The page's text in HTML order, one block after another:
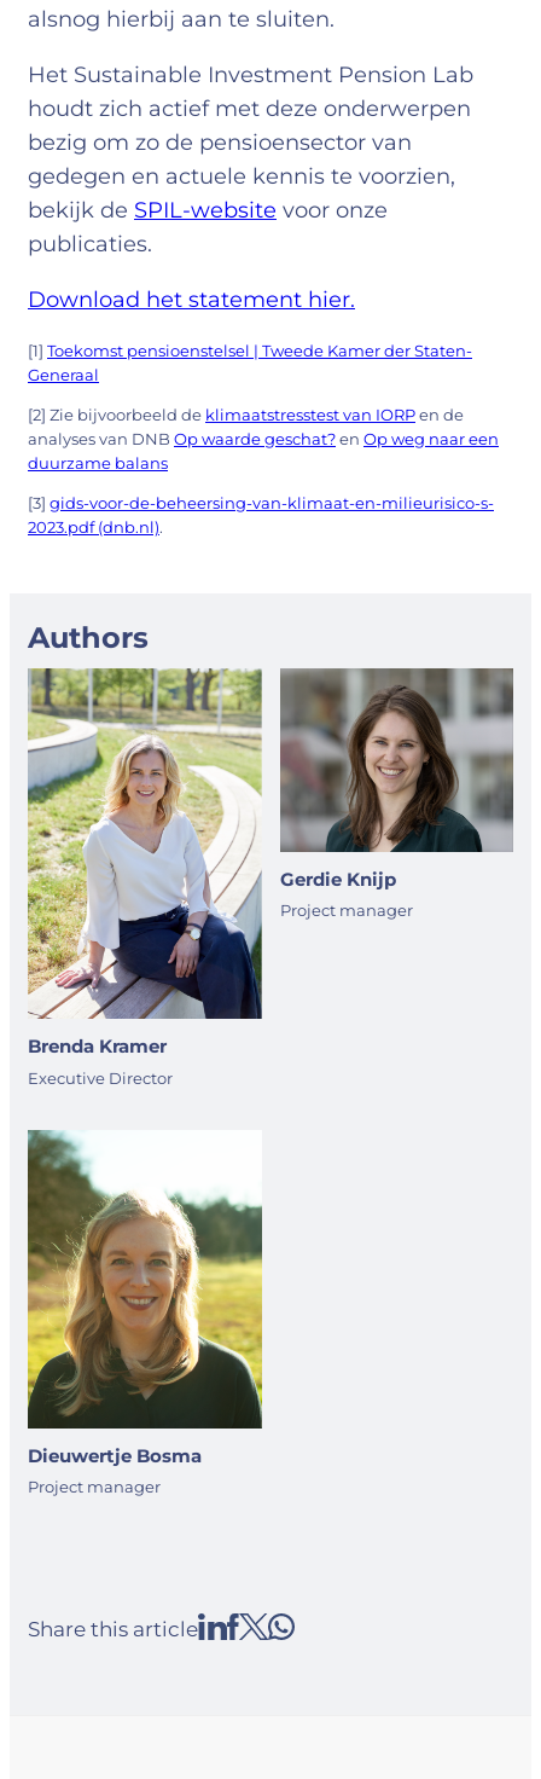
alsnog hierbij aan te sluiten.
Het Sustainable Investment Pension Lab
houdt zich actief met deze onderwerpen
bezig om zo de pensioensector van
gedegen en actuele kennis te voorzien,
bekijk de SPIL-website voor onze
publicaties.
Download het statement hier.
[1] Toekomst pensioenstelsel | Tweede Kamer der Staten-
Generaal
[2] Zie bijvoorbeeld de klimaatstresstest van IORPen de
analyses van DNB Op waarde geschat?en Op weg naar een
duurzame balans
[3] gids-voor-de-beheersing-van-klimaat-en-milieurisico-s-
2023.pdf (dnb.nl).
Authors
Brenda Kramer
Executive Director
Gerdie Knijp
Project manager
Dieuwertje Bosma
Project manager
Share this article